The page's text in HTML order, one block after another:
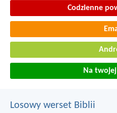
Codzienne
Na
Losowy werset Biblii